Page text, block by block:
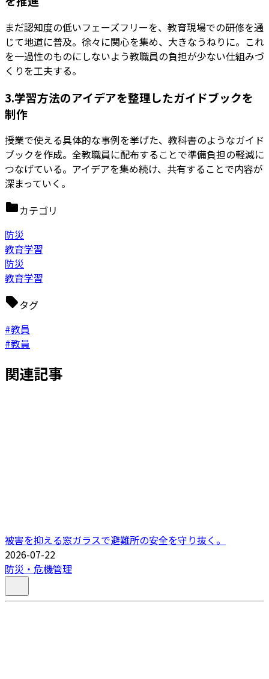
まだ認知度の低いフェーズフリーを、教育現場での研修を通
じて地道に普及。徐々に関心を集め、大きなうねりに。これ
を一過性のものにしないよう教職員の負担が少ない仕組みづ
くりを工夫する。
3.学習方法のアイデアを整理したガイドブックを
制作
授業で使える具体的な事例を挙げた、教科書のようなガイド
ブックを作成。全教職員に配布することで準備負担の軽減に
つなげている。アイデアを集め続け、共有することで内容が
深まっていく。
カテゴリ
防災
教育学習
防災
教育学習
タグ
#教員
#教員
関連記事
被害を抑える窓ガラスで避難所の安全を守り抜く。
2026-07-22
防災・危機管理